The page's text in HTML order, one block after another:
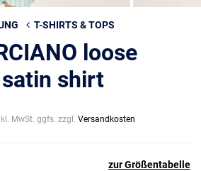
T-SHIRTS & TOPS
loose
shirt
MwSt. ggfs. zzgl. Versandkosten
zur Größentabelle